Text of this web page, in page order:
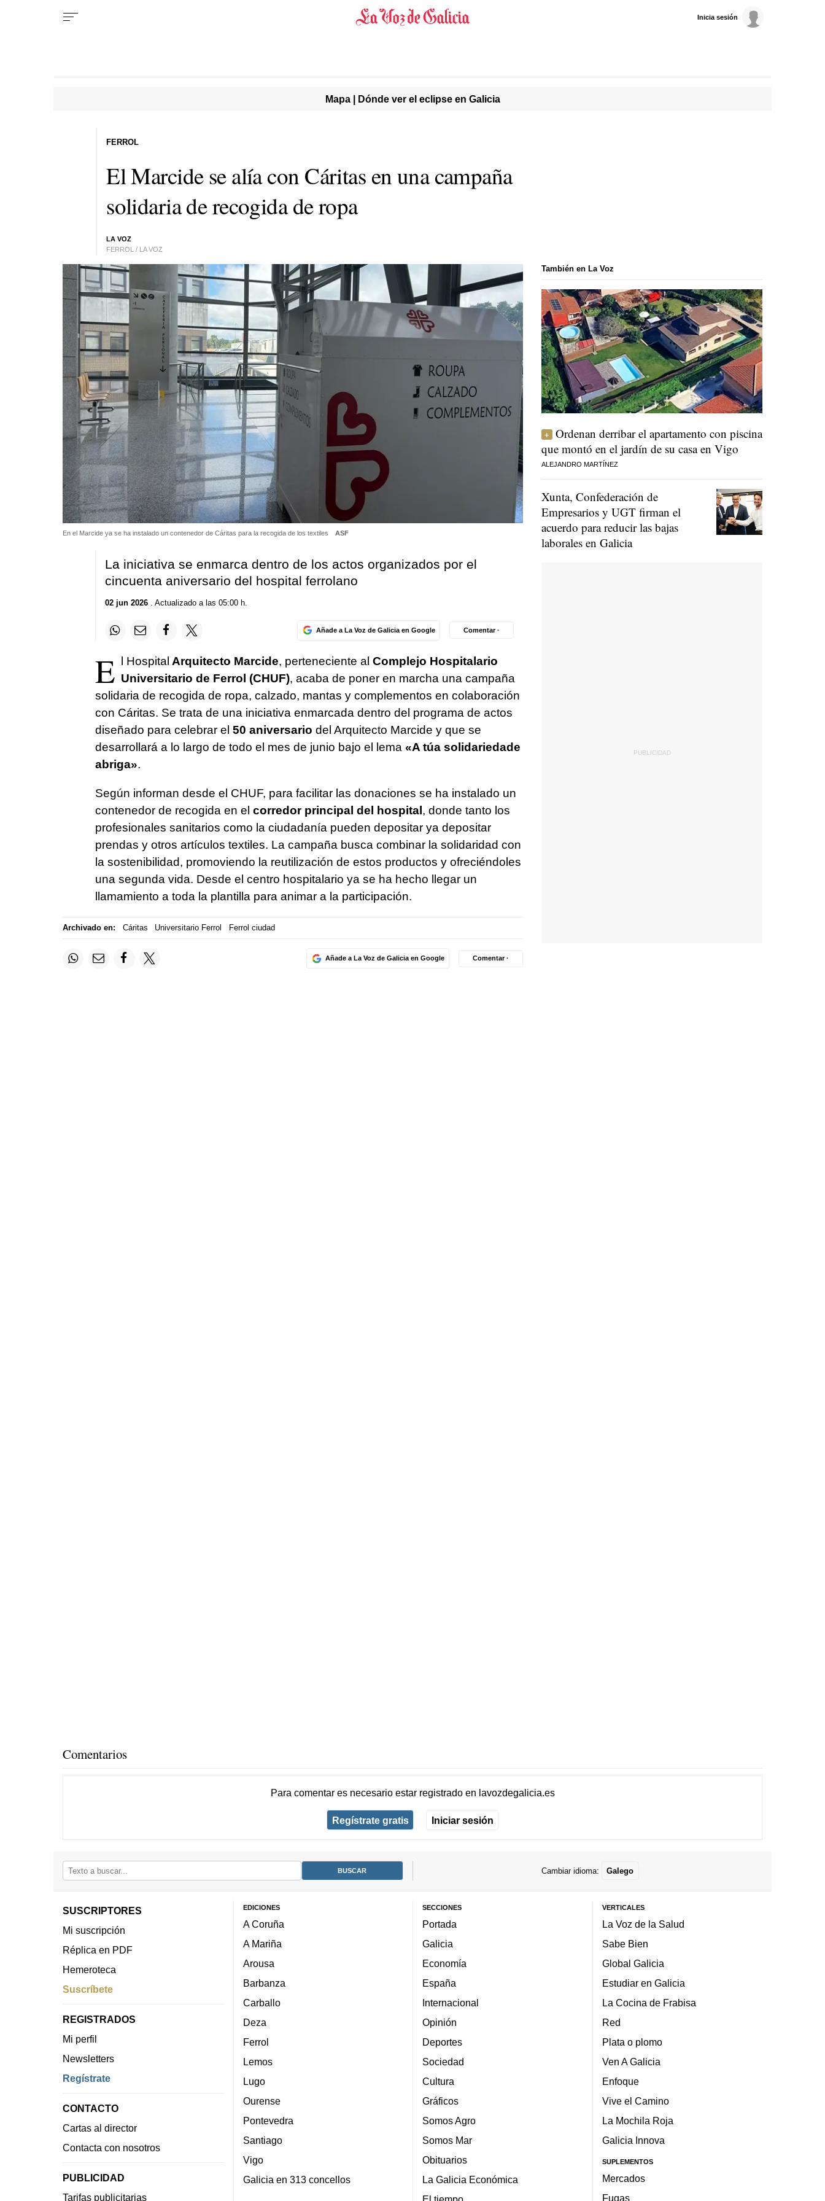
Inicia sesión
Mapa | Dónde ver el eclipse en Galicia
El Marcide se alía con Cáritas en una campaña
solidaria de recogida de ropa
LA VOZ
FERROL / LA VOZ
FERROL
En el Marcide ya se ha instalado un contenedor de Cáritas para la recogida de los textiles ASF
La iniciativa se enmarca dentro de los actos organizados por el
cincuenta aniversario del hospital ferrolano
02 jun 2026. Actualizado a las 05:00 h.
Añade a La Voz de Galicia en Google Comentar ·
E l Hospital Arquitecto Marcide, perteneciente al Complejo Hospitalario
Universitario de Ferrol (CHUF), acaba de poner en marcha una campaña
solidaria de recogida de ropa, calzado, mantas y complementos en colaboración
con Cáritas. Se trata de una iniciativa enmarcada dentro del programa de actos
diseñado para celebrar el 50 aniversario del Arquitecto Marcide y que se
desarrollará a lo largo de todo el mes de junio bajo el lema «A túa solidariedade
abriga».
Según informan desde el CHUF, para facilitar las donaciones se ha instalado un
contenedor de recogida en el corredor principal del hospital, donde tanto los
profesionales sanitarios como la ciudadanía pueden depositar ya depositar
prendas y otros artículos textiles. La campaña busca combinar la solidaridad con
la sostenibilidad, promoviendo la reutilización de estos productos y ofreciéndoles
una segunda vida. Desde el centro hospitalario ya se ha hecho llegar un
llamamiento a toda la plantilla para animar a la participación.
Archivado en: Cáritas Universitario Ferrol Ferrol ciudad
Añade a La Voz de Galicia en Google Comentar ·
También en La Voz
Ordenan derribar el apartamento con piscina
que montó en el jardín de su casa en Vigo
ALEJANDRO MARTÍNEZ
Xunta, Confederación de
Empresarios y UGT firman el
acuerdo para reducir las bajas
laborales en Galicia
Comentarios
Para comentar es necesario estar registradoen lavozdegalicia.es
Regístrate gratis Iniciar sesión
Cambiar idioma: Galego
SUSCRIPTORES
Mi suscripción
Réplica en PDF
Hemeroteca
Suscríbete
REGISTRADOS
Mi perfil
Newsletters
Regístrate
CONTACTO
Cartas al director
Contacta con nosotros
PUBLICIDAD
Tarifas publicitarias
EDICIONES
A Coruña
A Mariña
Arousa
Barbanza
Carballo
Deza
Ferrol
Lemos
Lugo
Ourense
Pontevedra
Santiago
Vigo
Galicia en 313 concellos
SECCIONES
Portada
Galicia
Economía
España
Internacional
Opinión
Deportes
Sociedad
Cultura
Gráficos
Somos Agro
Somos Mar
Obituarios
La Galicia Económica
VERTICALES
La Voz de la Salud
Sabe Bien
Global Galicia
Estudiar en Galicia
La Cocina de Frabisa
Red
Plata o plomo
Ven A Galicia
Enfoque
Vive el Camino
La Mochila Roja
Galicia Innova
SUPLEMENTOS
Mercados
Fugas